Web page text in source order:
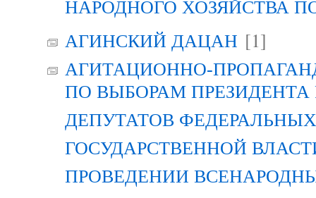
НАРОДНОГО ХОЗЯЙСТВА
АГИНСКИЙ ДАЦАН [1]
АГИТАЦИОННО-
ПО ВЫБОРАМ
ДЕПУТАТОВ
ГОСУДАРСТВЕННОЙ
ПРОВЕДЕНИИ